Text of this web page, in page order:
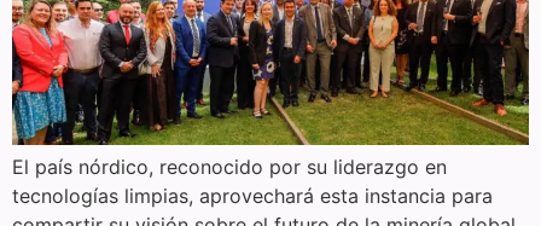
El país nórdico, reconocido por su liderazgo en
tecnologías limpias, aprovechará esta instancia para